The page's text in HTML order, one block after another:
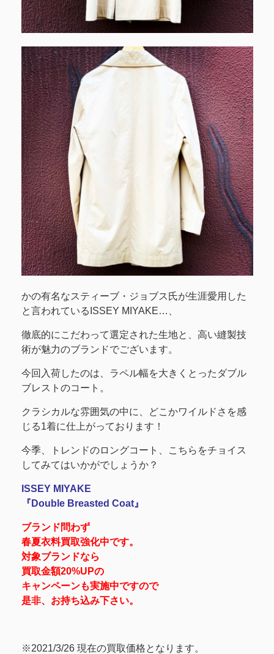
かの有名なスティーブ・ジョブス氏が生涯愛用した
と言われているISSEY MIYAKE…、
徹底的にこだわって選定された生地と、高い縫製技
術が魅力のブランドでございます。
今回入荷したのは、ラペル幅を大きくとったダブル
ブレストのコート。
クラシカルな雰囲気の中に、どこかワイルドさを感
じる1着に仕上がっております！
今季、トレンドのロングコート、こちらをチョイス
してみてはいかがでしょうか？
ISSEY MIYAKE
『Double Breasted Coat』
ブランド問わず
春夏衣料買取強化中です。
対象ブランドなら
買取金額20%UPの
キャンペーンも実施中ですので
是非、お持ち込み下さい。
※2021/3/26 現在の買取価格となります。